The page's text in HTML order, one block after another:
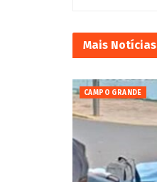
Mais Notícias
CAMPO GRANDE